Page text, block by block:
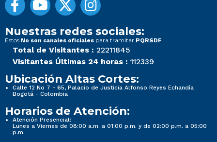
Nuestras redes sociales:
Estos No son canales oficiales para tramitar PQRSDF
Total de Visitantes : 22211845
Visitantes Últimas 24 horas : 112339
Ubicación Altas Cortes:
Calle 12 No 7 - 65, Palacio de Justicia Alfonso Reyes Echandía
Bogotá - Colombia
Horarios de Atención:
Atención Presencial:
Lunes a Viernes de 08:00 a.m. a 01:00 p.m. y de 02:00 p.m. a 05:00
p.m.